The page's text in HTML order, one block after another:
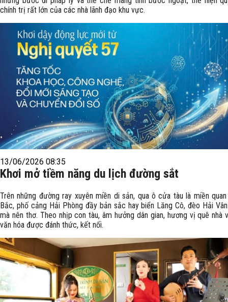
chính trị rất lớn của các nhà lãnh đạo khu vực.
13/06/2026 08:35
Khơi mở tiềm năng du lịch đường sắt
Trên những đường ray xuyên miền di sản, qua ô cửa tàu là miền
Bắc, phố cảng Hải Phòng đầy bản sắc hay biển Lăng Cô, đèo Hải
mà nên thơ. Theo nhịp con tàu, âm hưởng dân gian, hương vị quê nhà
văn hóa được đánh thức, kết nối.